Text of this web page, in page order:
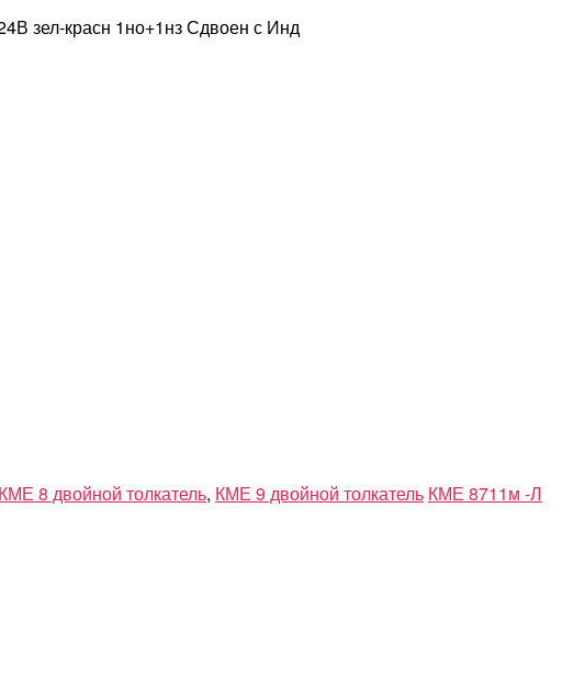
зел-красн 1но+1нз Сдвоен с Инд
КМЕ 8 двойной толкатель, КМЕ 9 двойной толкатель КМЕ 8711м -Л